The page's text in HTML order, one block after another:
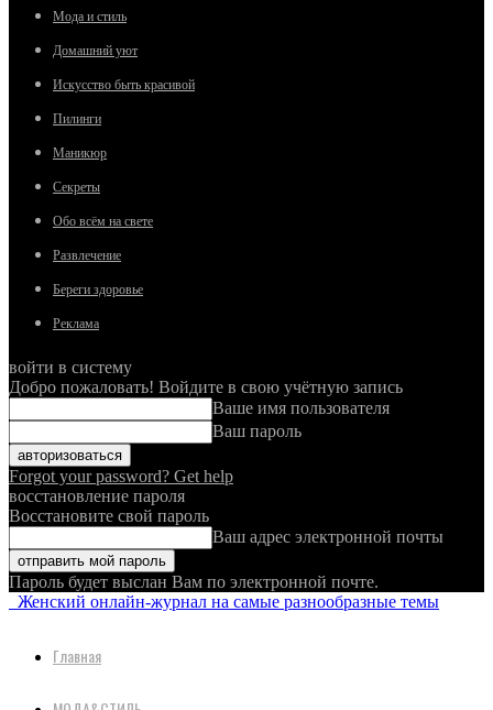
Мода и стиль
Домашний уют
Искусство быть красивой
Пилинги
Маникюр
Секреты
Обо всём на свете
Развлечение
Береги здоровье
Реклама
войти в систему
Добро пожаловать! Войдите в свою учётную запись
Ваше имя пользователя
Ваш пароль
Forgot your password? Get help
восстановление пароля
Восстановите свой пароль
Ваш адрес электронной почты
Пароль будет выслан Вам по электронной почте.
Женский онлайн-журнал на самые разнообразные темы
Главная